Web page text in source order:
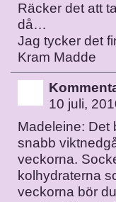
Räcker det att
då…
Jag tycker det
Kram Madde
10 juli,
Madeleine: Det
snabb
veckorna.
kolhydraterna
veckorna bör